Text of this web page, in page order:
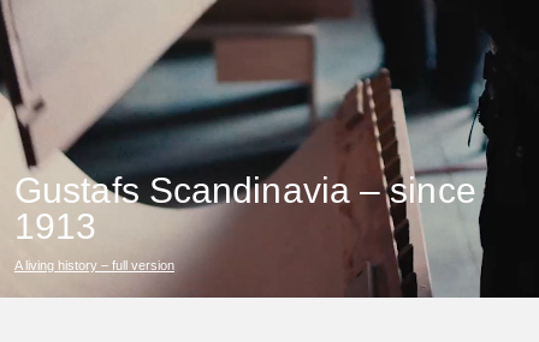
Gustafs Scandinavia – since
1913
A living history – full version